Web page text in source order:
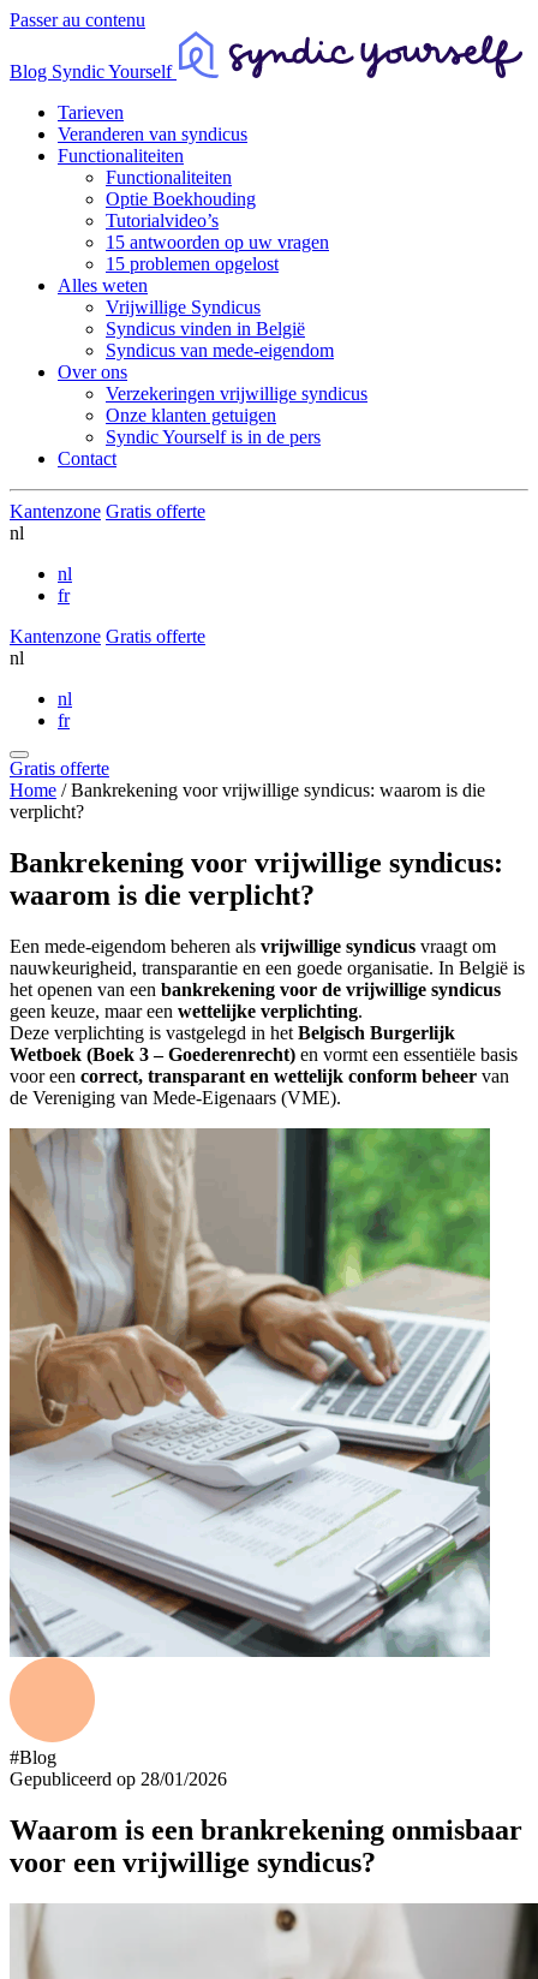
Passer au contenu
Blog Syndic Yourself
Tarieven
Veranderen van syndicus
Functionaliteiten
Functionaliteiten
Optie Boekhouding
Tutorialvideo’s
15 antwoorden op uw vragen
15 problemen opgelost
Alles weten
Vrijwillige Syndicus
Syndicus vinden in België
Syndicus van mede-eigendom
Over ons
Verzekeringen vrijwillige syndicus
Onze klanten getuigen
Syndic Yourself is in de pers
Contact
Kantenzone Gratis offerte
nl
nl
fr
Kantenzone Gratis offerte
nl
nl
fr
Gratis offerte
Home /Bankrekening voor vrijwillige syndicus: waarom is die
verplicht?
Bankrekening voor vrijwillige syndicus:
waarom is die verplicht?
Een mede-eigendom beheren als vrijwillige syndicus vraagt om
nauwkeurigheid, transparantie en een goede organisatie. In België is
het openen van een bankrekening voor de vrijwillige syndicus
geen keuze, maar een wettelijke verplichting.
Deze verplichting is vastgelegd in het Belgisch Burgerlijk
Wetboek (Boek 3 – Goederenrecht) en vormt een essentiële basis
voor een correct, transparant en wettelijk conform beheer van
de Vereniging van Mede-Eigenaars (VME).
#Blog
Gepubliceerd op 28/01/2026
Waarom is een brankrekening onmisbaar
voor een vrijwillige syndicus?